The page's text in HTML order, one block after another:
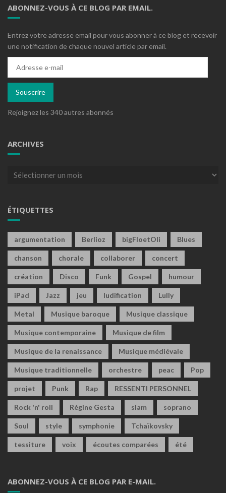
ABONNEZ-VOUS À CE BLOG PAR EMAIL.
Entrez votre adresse email pour vous abonner à ce blog et recevoir
une notification de chaque nouvel article par email.
mail
Souscrire
Rejoignez les 340 autres abonnés
ARCHIVES
Archives
ÉTIQUETTES
argumentation Berlioz bigFloetOli Blues
chanson chorale collaborer concert
création Disco Funk Gospel humour
iPad Jazz jeu ludification Lully
Metal Musique baroque Musique classique
Musique contemporaine Musique de film
Musique de la renaissance Musique médiévale
Musique traditionnelle orchestre peac Pop
projet Punk Rap RESSENTI PERSONNEL
Rock 'n' roll Régine Gesta slam soprano
Soul style symphonie Tchaïkovsky
tessiture voix écoutes comparées été
ABONNEZ-VOUS À CE BLOG PAR E-MAIL.